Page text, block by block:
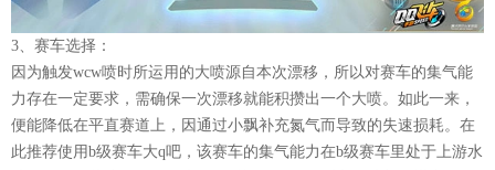
3、赛车选择：
因为触发wcw喷时所运用的大喷源自本次漂移，所以对赛车的集气能
力存在一定要求，需确保一次漂移就能积攒出一个大喷。如此一来，
便能降低在平直赛道上，因通过小飘补充氮气而导致的失速损耗。在
此推荐使用b级赛车大q吧，该赛车的集气能力在b级赛车里处于上游水